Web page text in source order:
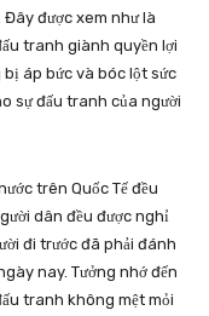
được xem như là
tranh giành quyền lợi
áp bức và bóc lột sức
sự đấu tranh của người
trên Quốc Tế đều
dân đều được nghỉ
đi trước đã phải đánh
nay. Tưởng nhớ đến
tranh không mệt mỏi